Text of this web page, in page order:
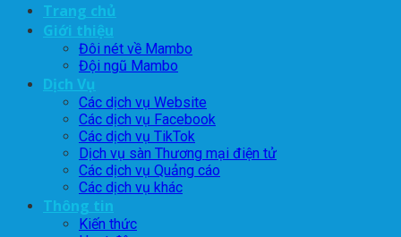
Trang chủ
Giới thiệu
Đôi nét về Mambo
Đội ngũ Mambo
Dịch Vụ
Các dịch vụ Website
Các dịch vụ Facebook
Các dịch vụ TikTok
Dịch vụ sàn Thương mại điện tử
Các dịch vụ Quảng cáo
Các dịch vụ khác
Thông tin
Kiến thức